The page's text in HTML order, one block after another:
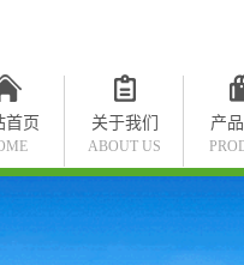
首页 关于我们
ABOUT US
产